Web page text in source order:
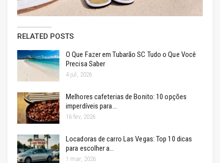
RELATED POSTS
O Que Fazer em Tubarão SC Tudo o Que Você
Precisa Saber
4 jul, 2026
Melhores cafeterias de Bonito: 10 opções
imperdíveis para…
16 fev, 2026
Locadoras de carro Las Vegas: Top 10 dicas
para escolher a…
1 mar, 2026